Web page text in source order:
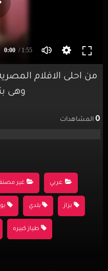
0:00 / 1:55
من احلى الافلام
وهى
0المشاهدات
عربي غير
بزاز بلدي
طياز كبيره